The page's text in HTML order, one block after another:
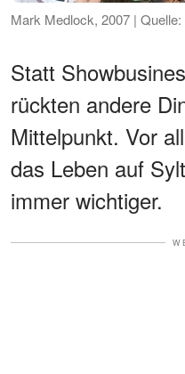
Mark Medlock, 2007 |
Statt
rückten andere
Mittelpunkt. Vor
das Leben auf
immer wichtiger.